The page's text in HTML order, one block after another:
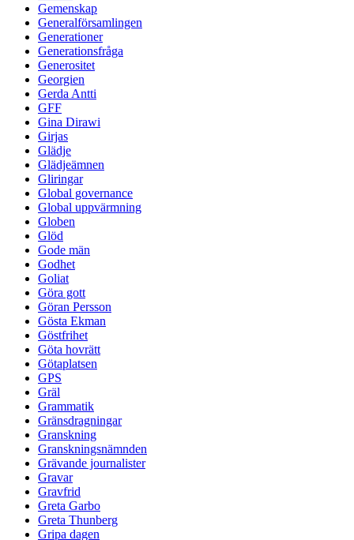
Gemenskap
Generalförsamlingen
Generationer
Generationsfråga
Generositet
Georgien
Gerda Antti
GFF
Gina Dirawi
Girjas
Glädje
Glädjeämnen
Gliringar
Global governance
Global uppvärmning
Globen
Glöd
Gode män
Godhet
Goliat
Göra gott
Göran Persson
Gösta Ekman
Göstfrihet
Göta hovrätt
Götaplatsen
GPS
Gräl
Grammatik
Gränsdragningar
Granskning
Granskningsnämnden
Grävande journalister
Gravar
Gravfrid
Greta Garbo
Greta Thunberg
Gripa dagen